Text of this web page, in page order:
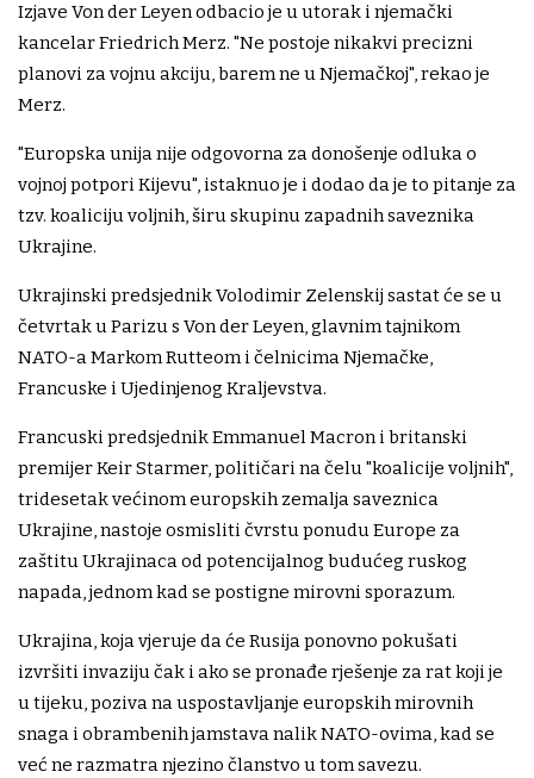
Izjave Von der Leyen odbacio je u utorak i njemački
kancelar Friedrich Merz. "Ne postoje nikakvi precizni
planovi za vojnu akciju, barem ne u Njemačkoj", rekao je
Merz.
"Europska unija nije odgovorna za donošenje odluka o
vojnoj potpori Kijevu", istaknuo je i dodao da je to pitanje za
tzv. koaliciju voljnih, širu skupinu zapadnih saveznika
Ukrajine.
Ukrajinski predsjednik Volodimir Zelenskij sastat će se u
četvrtak u Parizu s Von der Leyen, glavnim tajnikom
NATO-a Markom Rutteom i čelnicima Njemačke,
Francuske i Ujedinjenog Kraljevstva.
Francuski predsjednik Emmanuel Macron i britanski
premijer Keir Starmer, političari na čelu "koalicije voljnih",
tridesetak većinom europskih zemalja saveznica
Ukrajine, nastoje osmisliti čvrstu ponudu Europe za
zaštitu Ukrajinaca od potencijalnog budućeg ruskog
napada, jednom kad se postigne mirovni sporazum.
Ukrajina, koja vjeruje da će Rusija ponovno pokušati
izvršiti invaziju čak i ako se pronađe rješenje za rat koji je
u tijeku, poziva na uspostavljanje europskih mirovnih
snaga i obrambenih jamstava nalik NATO-ovima, kad se
već ne razmatra njezino članstvo u tom savezu.